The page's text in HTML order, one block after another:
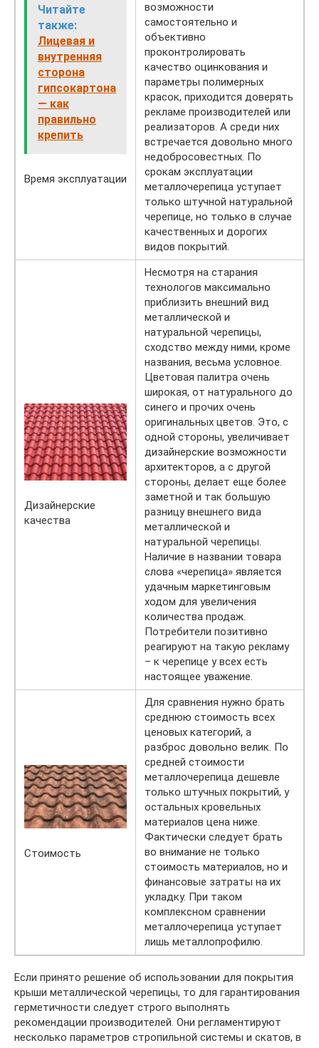
Читайте
также:
Лицевая и
внутренняя
сторона
гипсокартона
— как
правильно
крепить
Время эксплуатации
возможности
самостоятельно и
объективно
проконтролировать
качество оцинкования и
параметры полимерных
красок, приходится доверять
рекламе производителей или
реализаторов. А среди них
встречается довольно много
недобросовестных. По
срокам эксплуатации
металлочерепица уступает
только штучной натуральной
черепице, но только в случае
качественных и дорогих
видов покрытий.
Дизайнерские
качества
Несмотря на старания
технологов максимально
приблизить внешний вид
металлической и
натуральной черепицы,
сходство между ними, кроме
названия, весьма условное.
Цветовая палитра очень
широкая, от натурального до
синего и прочих очень
оригинальных цветов. Это, с
одной стороны, увеличивает
дизайнерские возможности
архитекторов, а с другой
стороны, делает еще более
заметной и так большую
разницу внешнего вида
металлической и
натуральной черепицы.
Наличие в названии товара
слова «черепица» является
удачным маркетинговым
ходом для увеличения
количества продаж.
Потребители позитивно
реагируют на такую рекламу
– к черепице у всех есть
настоящее уважение.
Стоимость
Для сравнения нужно брать
среднюю стоимость всех
ценовых категорий, а
разброс довольно велик. По
средней стоимости
металлочерепица дешевле
только штучных покрытий, у
остальных кровельных
материалов цена ниже.
Фактически следует брать
во внимание не только
стоимость материалов, но и
финансовые затраты на их
укладку. При таком
комплексном сравнении
металлочерепица уступает
лишь металлопрофилю.
Если принято решение об использовании для покрытия
крыши металлической черепицы, то для гарантирования
герметичности следует строго выполнять
рекомендации производителей. Они регламентируют
несколько параметров стропильной системы и скатов, в